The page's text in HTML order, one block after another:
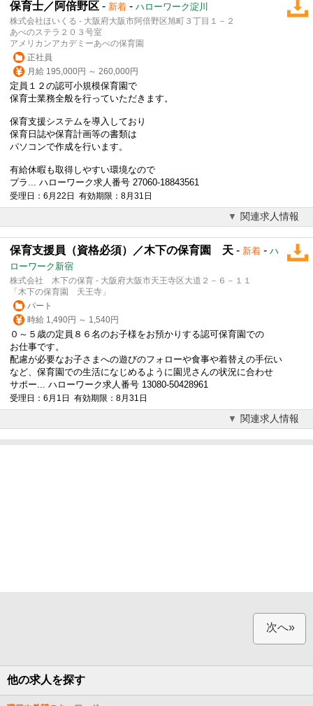
保育士／阿倍野区 - 新着 - ハローワーク淀川
株式会社ほいくる - 大阪府大阪市阿倍野区旭町３丁目１－２
あべのステラ２０３号室
アメリカンアカデミーあべの保育園
正社員
月給 195,000円 ～ 260,000円
定員１２の認可小規模保育園で
保育士業務全般を行っていただきます。
保育支援システムを導入しており
保育日誌や保育計画等の書類は
パソコンで作成を行います。
有給休暇も取得しやすい環境なので
プラ... ハローワーク求人番号 27060-18843561
受理日：6月22日 有効期限：8月31日
関連求人情報
保育支援員（資格必須）／木下の保育園 天 - 新着 - ハ
ローワーク新宿
株式会社 木下の保育 - 大阪府大阪市天王寺区大道２－６－１１
「木下の保育園 天王寺」
パート
時給 1,490円 ～ 1,540円
０～５歳の定員８６名のお子様をお預かりする認可保育園での
お仕事です。
配慮が必要なお子さまへの遊びのフォローや食事や着替えの手伝い
など、保育園での生活になじめるように園児さんの状況に合わせ
サポー... ハローワーク求人番号 13080-50428961
受理日：6月1日 有効期限：8月31日
関連求人情報
次へ»
他の求人を探す